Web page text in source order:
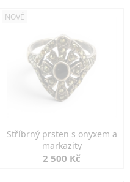
NOVÉ
Stříbrný prsten s onyxem a
markazity
2 500 Kč